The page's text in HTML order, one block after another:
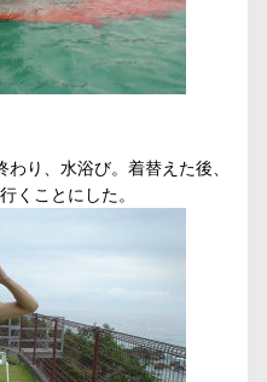
わり、水浴び。着替えた後、
くことにした。